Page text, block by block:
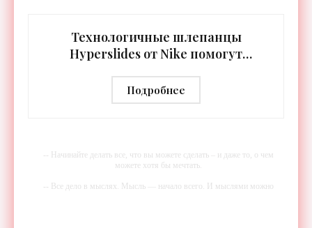
Технологичные шлепанцы
Hyperslides от Nike помогут
тренировки - «Гаджеты»
Подробнее
-- Начинайте делать все, что вы можете сделать – и даже то, о чем
можете хотя бы мечтать.
-- Все дело в мыслях. Мысль — начало всего. И мыслями можно